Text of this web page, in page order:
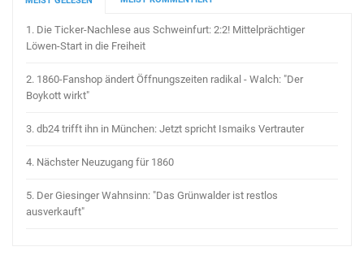
1. Die Ticker-Nachlese aus Schweinfurt: 2:2! Mittelprächtiger
Löwen-Start in die Freiheit
2. 1860-Fanshop ändert Öffnungszeiten radikal - Walch: "Der
Boykott wirkt"
3. db24 trifft ihn in München: Jetzt spricht Ismaiks Vertrauter
4. Nächster Neuzugang für 1860
5. Der Giesinger Wahnsinn: "Das Grünwalder ist restlos
ausverkauft"